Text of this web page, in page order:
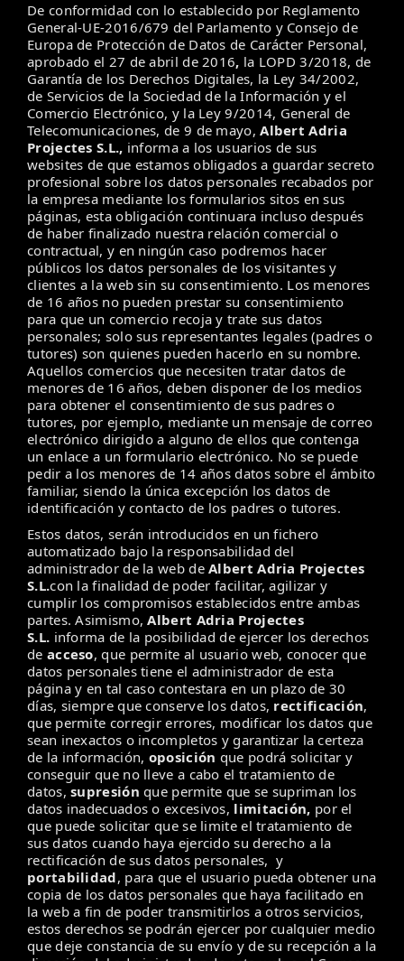
De conformidad con lo establecido por Reglamento
General-UE-2016/679 del Parlamento y Consejo de
Europa de Protección de Datos de Carácter Personal,
aprobado el 27 de abril de 2016, la LOPD 3/2018, de
Garantía de los Derechos Digitales, la Ley 34/2002,
de Servicios de la Sociedad de la Información y el
Comercio Electrónico, y la Ley 9/2014, General de
Telecomunicaciones, de 9 de mayo, Albert Adria
Projectes S.L., informa a los usuarios de sus
websites de que estamos obligados a guardar secreto
profesional sobre los datos personales recabados por
la empresa mediante los formularios sitos en sus
páginas, esta obligación continuara incluso después
de haber finalizado nuestra relación comercial o
contractual, y en ningún caso podremos hacer
públicos los datos personales de los visitantes y
clientes a la web sin su consentimiento. Los menores
de 16 años no pueden prestar su consentimiento
para que un comercio recoja y trate sus datos
personales; solo sus representantes legales (padres o
tutores) son quienes pueden hacerlo en su nombre.
Aquellos comercios que necesiten tratar datos de
menores de 16 años, deben disponer de los medios
para obtener el consentimiento de sus padres o
tutores, por ejemplo, mediante un mensaje de correo
electrónico dirigido a alguno de ellos que contenga
un enlace a un formulario electrónico. No se puede
pedir a los menores de 14 años datos sobre el ámbito
familiar, siendo la única excepción los datos de
identificación y contacto de los padres o tutores.
Estos datos, serán introducidos en un fichero
automatizado bajo la responsabilidad del
administrador de la web deAlbert Adria Projectes
S.L.con la finalidad de poder facilitar, agilizar y
cumplir los compromisos establecidos entre ambas
partes. Asimismo,Albert Adria Projectes
S.L. informa de la posibilidad de ejercer los derechos
de acceso, que permite al usuario web, conocer que
datos personales tiene el administrador de esta
página y en tal caso contestara en un plazo de 30
días, siempre que conserve los datos, rectificación,
que permite corregir errores, modificar los datos que
sean inexactos o incompletos y garantizar la certeza
de la información, oposición que podrá solicitar y
conseguir que no lleve a cabo el tratamiento de
datos,supresión que permite que se supriman los
datos inadecuados o excesivos, limitación, por el
que puede solicitar que se limite el tratamiento de
sus datos cuando haya ejercido su derecho a la
rectificación de sus datos personales, y
portabilidad, para que el usuario pueda obtener una
copia de los datos personales que haya facilitado en
la web a fin de poder transmitirlos a otros servicios,
estos derechos se podrán ejercer por cualquier medio
que deje constancia de su envío y de su recepción a la